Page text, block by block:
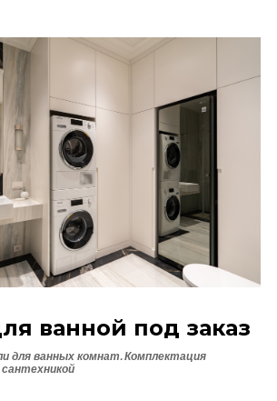
ванной под заказ
для ванных комнат. Комплектация